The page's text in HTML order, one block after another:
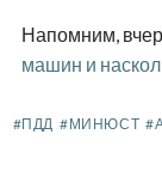
Напомним,
машин и
#ПДД #МИНЮСТ